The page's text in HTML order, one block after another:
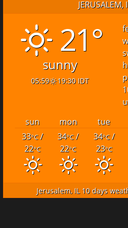
JERUSALEM,
21°
sunny
05:59 19:30 IDT
sun
mon tue
33°C/
22°C
34°C/
22°C
34°C/
23°C
Jerusalem, IL 10 days